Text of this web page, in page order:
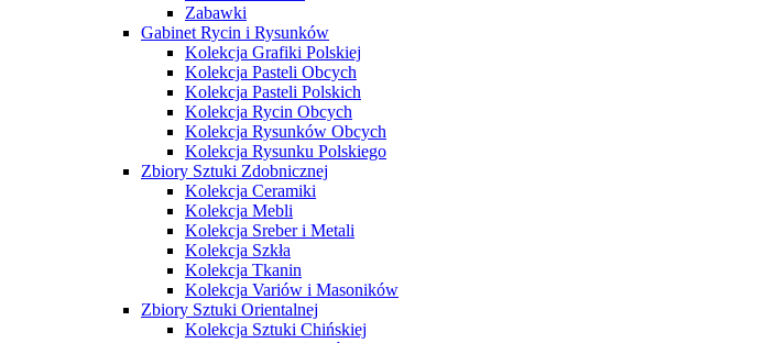
Zabawki
Gabinet Rycin i Rysunków
Kolekcja Grafiki Polskiej
Kolekcja Pasteli Obcych
Kolekcja Pasteli Polskich
Kolekcja Rycin Obcych
Kolekcja Rysunków Obcych
Kolekcja Rysunku Polskiego
Zbiory Sztuki Zdobnicznej
Kolekcja Ceramiki
Kolekcja Mebli
Kolekcja Sreber i Metali
Kolekcja Szkła
Kolekcja Tkanin
Kolekcja Variów i Masoników
Zbiory Sztuki Orientalnej
Kolekcja Sztuki Chińskiej